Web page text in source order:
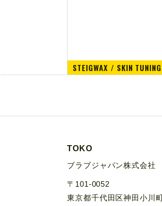
STEIGWAX / SKIN TUNING
TOKO
ブラブジャパン株式会社
〒101-0052
東京都千代田区神田小川